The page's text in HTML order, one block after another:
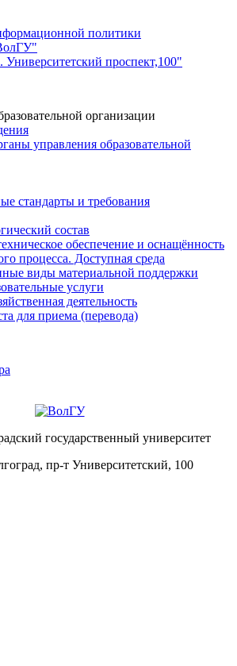
политики
Университетский проспект,100"
организации
управления образовательной
стандарты и требования
состав
обеспечение и оснащённость
процесса. Доступная среда
виды материальной поддержки
услуги
деятельность
для приема (перевода)
государственный университет
пр-т Университетский, 100